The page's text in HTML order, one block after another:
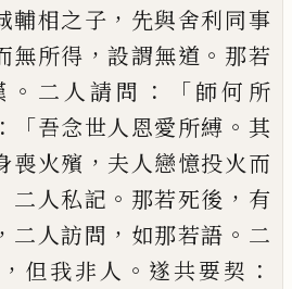
輔相之子 ， 先與舍利同事
無所得 ，設謂無道 。 那若
。 二人請問 ：「師何所
：「吾念世人恩愛所縛 。 其
喪火殯 ， 夫人戀憶投火而
二人私記 。 那若死後 ， 有
， 二人訪問 ， 如那若語 。 二
， 但我非 人 。 遂共要契 ：